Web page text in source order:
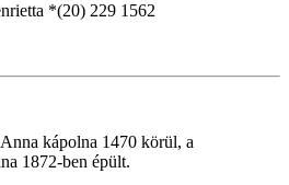
*(20) 229 1562
kápolna 1470 körül, a
1872-ben épült.